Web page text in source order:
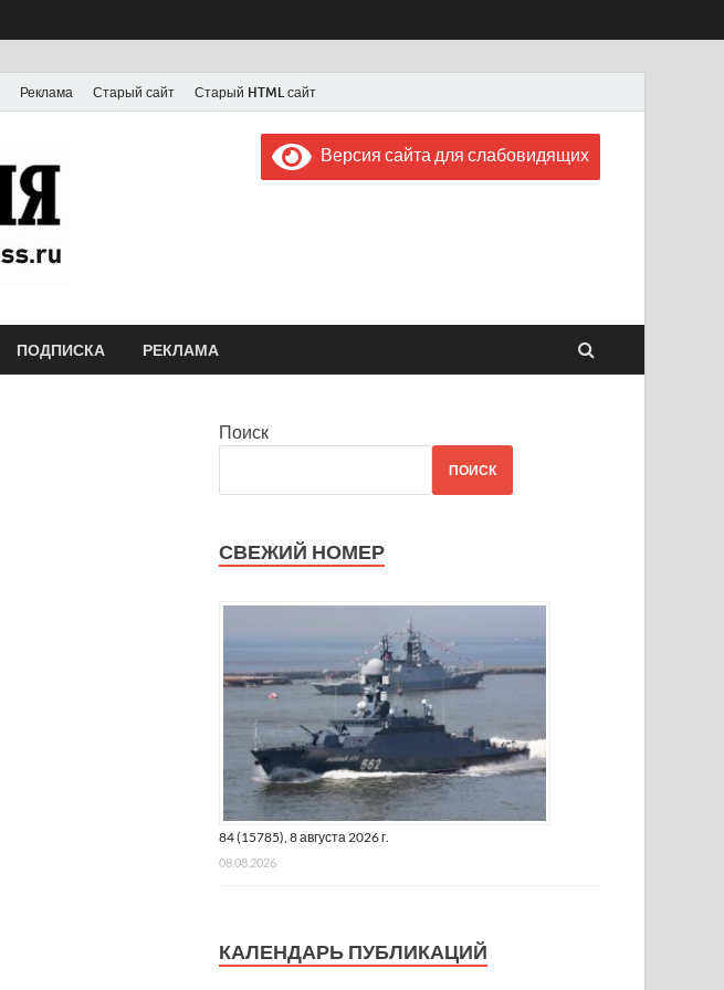
Реклама Старый сайт Старый HTML сайт
Газета "Советская Россия"
Выпускается с июля 1956 года
Версия сайта для слабовидящих
ПОДПИСКА РЕКЛАМА
Поиск
ПОИСК
СВЕЖИЙ НОМЕР
84 (15785), 8 августа 2026 г.
08.08.2026
КАЛЕНДАРЬ ПУБЛИКАЦИЙ